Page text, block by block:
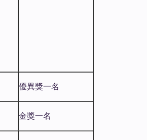
優異獎一名
金獎一名